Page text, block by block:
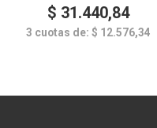
$ 31.440,84
3 cuotas de: $ 12.576,34